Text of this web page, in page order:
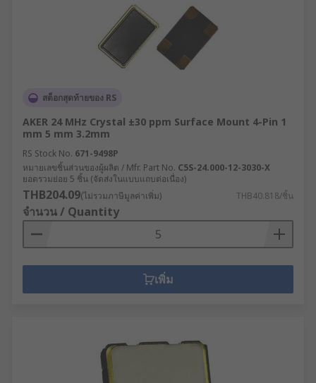
สต็อกสุดท้ายของ RS
AKER 24 MHz Crystal ±30 ppm Surface Mount 4-Pin 1
mm 5 mm 3.2mm
RS Stock No. 671-9498P
หมายเลขชิ้นส่วนของผู้ผลิต / Mfr. Part No. C5S-24.000-12-3030-X
ยอดรวมย่อย 5 ชิ้น (จัดส่งในแบบแถบต่อเนื่อง)
THB204.09(ไม่รวมภาษีมูลค่าเพิ่ม) THB40.818/ชิ้น
จำนวน / Quantity
เพิ่ม